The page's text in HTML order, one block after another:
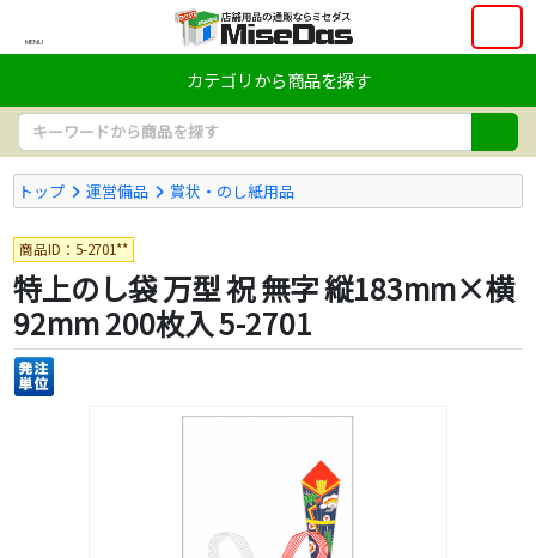
MENU
カテゴリから商品を探す
トップ 運営備品 賞状・のし紙用品
商品ID：5-2701**
特上のし袋 万型 祝 無字 縦183mm×横
92mm 200枚入 5-2701